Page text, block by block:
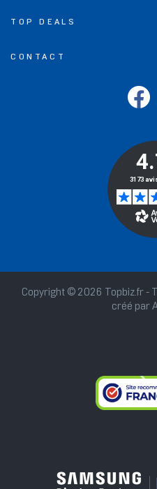
TOP DEALS
CONTACT
Copyright © 2026 Topbiz.fr -
créé par